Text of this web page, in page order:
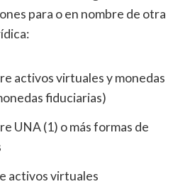
para o en nombre de otra
activos virtuales y monedas
fiduciarias)
UNA (1) o más formas de
activos virtuales